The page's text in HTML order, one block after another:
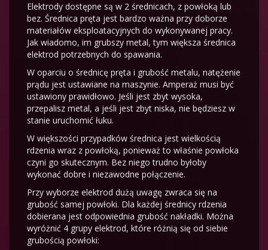
Elektrody dostępne są w 2 średnicach, z powłoką lub
bez. Średnica pręta jest bardzo ważna przy doborze
materiałów eksploatacyjnych do wykonywanej pracy.
Jak wiadomo, im grubszy metal, tym większa średnica
elektrod potrzebnych do spawania.
W oparciu o średnicę pręta i grubość metalu, natężenie
prądu jest ustawiane na maszynie. Amperaż musi być
ustawiony prawidłowo. Jeśli jest zbyt wysoka,
przepalisz metal, a jeśli jest zbyt niska, nie będziesz w
stanie uruchomić łuku.
W większości przypadków średnica jest wielkością
rdzenia wraz z powłoką, ponieważ to właśnie powłoka
czyni go skutecznym. Bez niego trudno byłoby
wykonać dobre i niezawodne połączenie.
Przy wyborze elektrod dużą uwagę zwraca się na
grubość samej powłoki. Dla każdej średnicy rdzenia
dobierana jest odpowiednia grubość nakładki. Można
wyróżnić 4 grupy elektrod, które różnią się od siebie
grubością powłoki: